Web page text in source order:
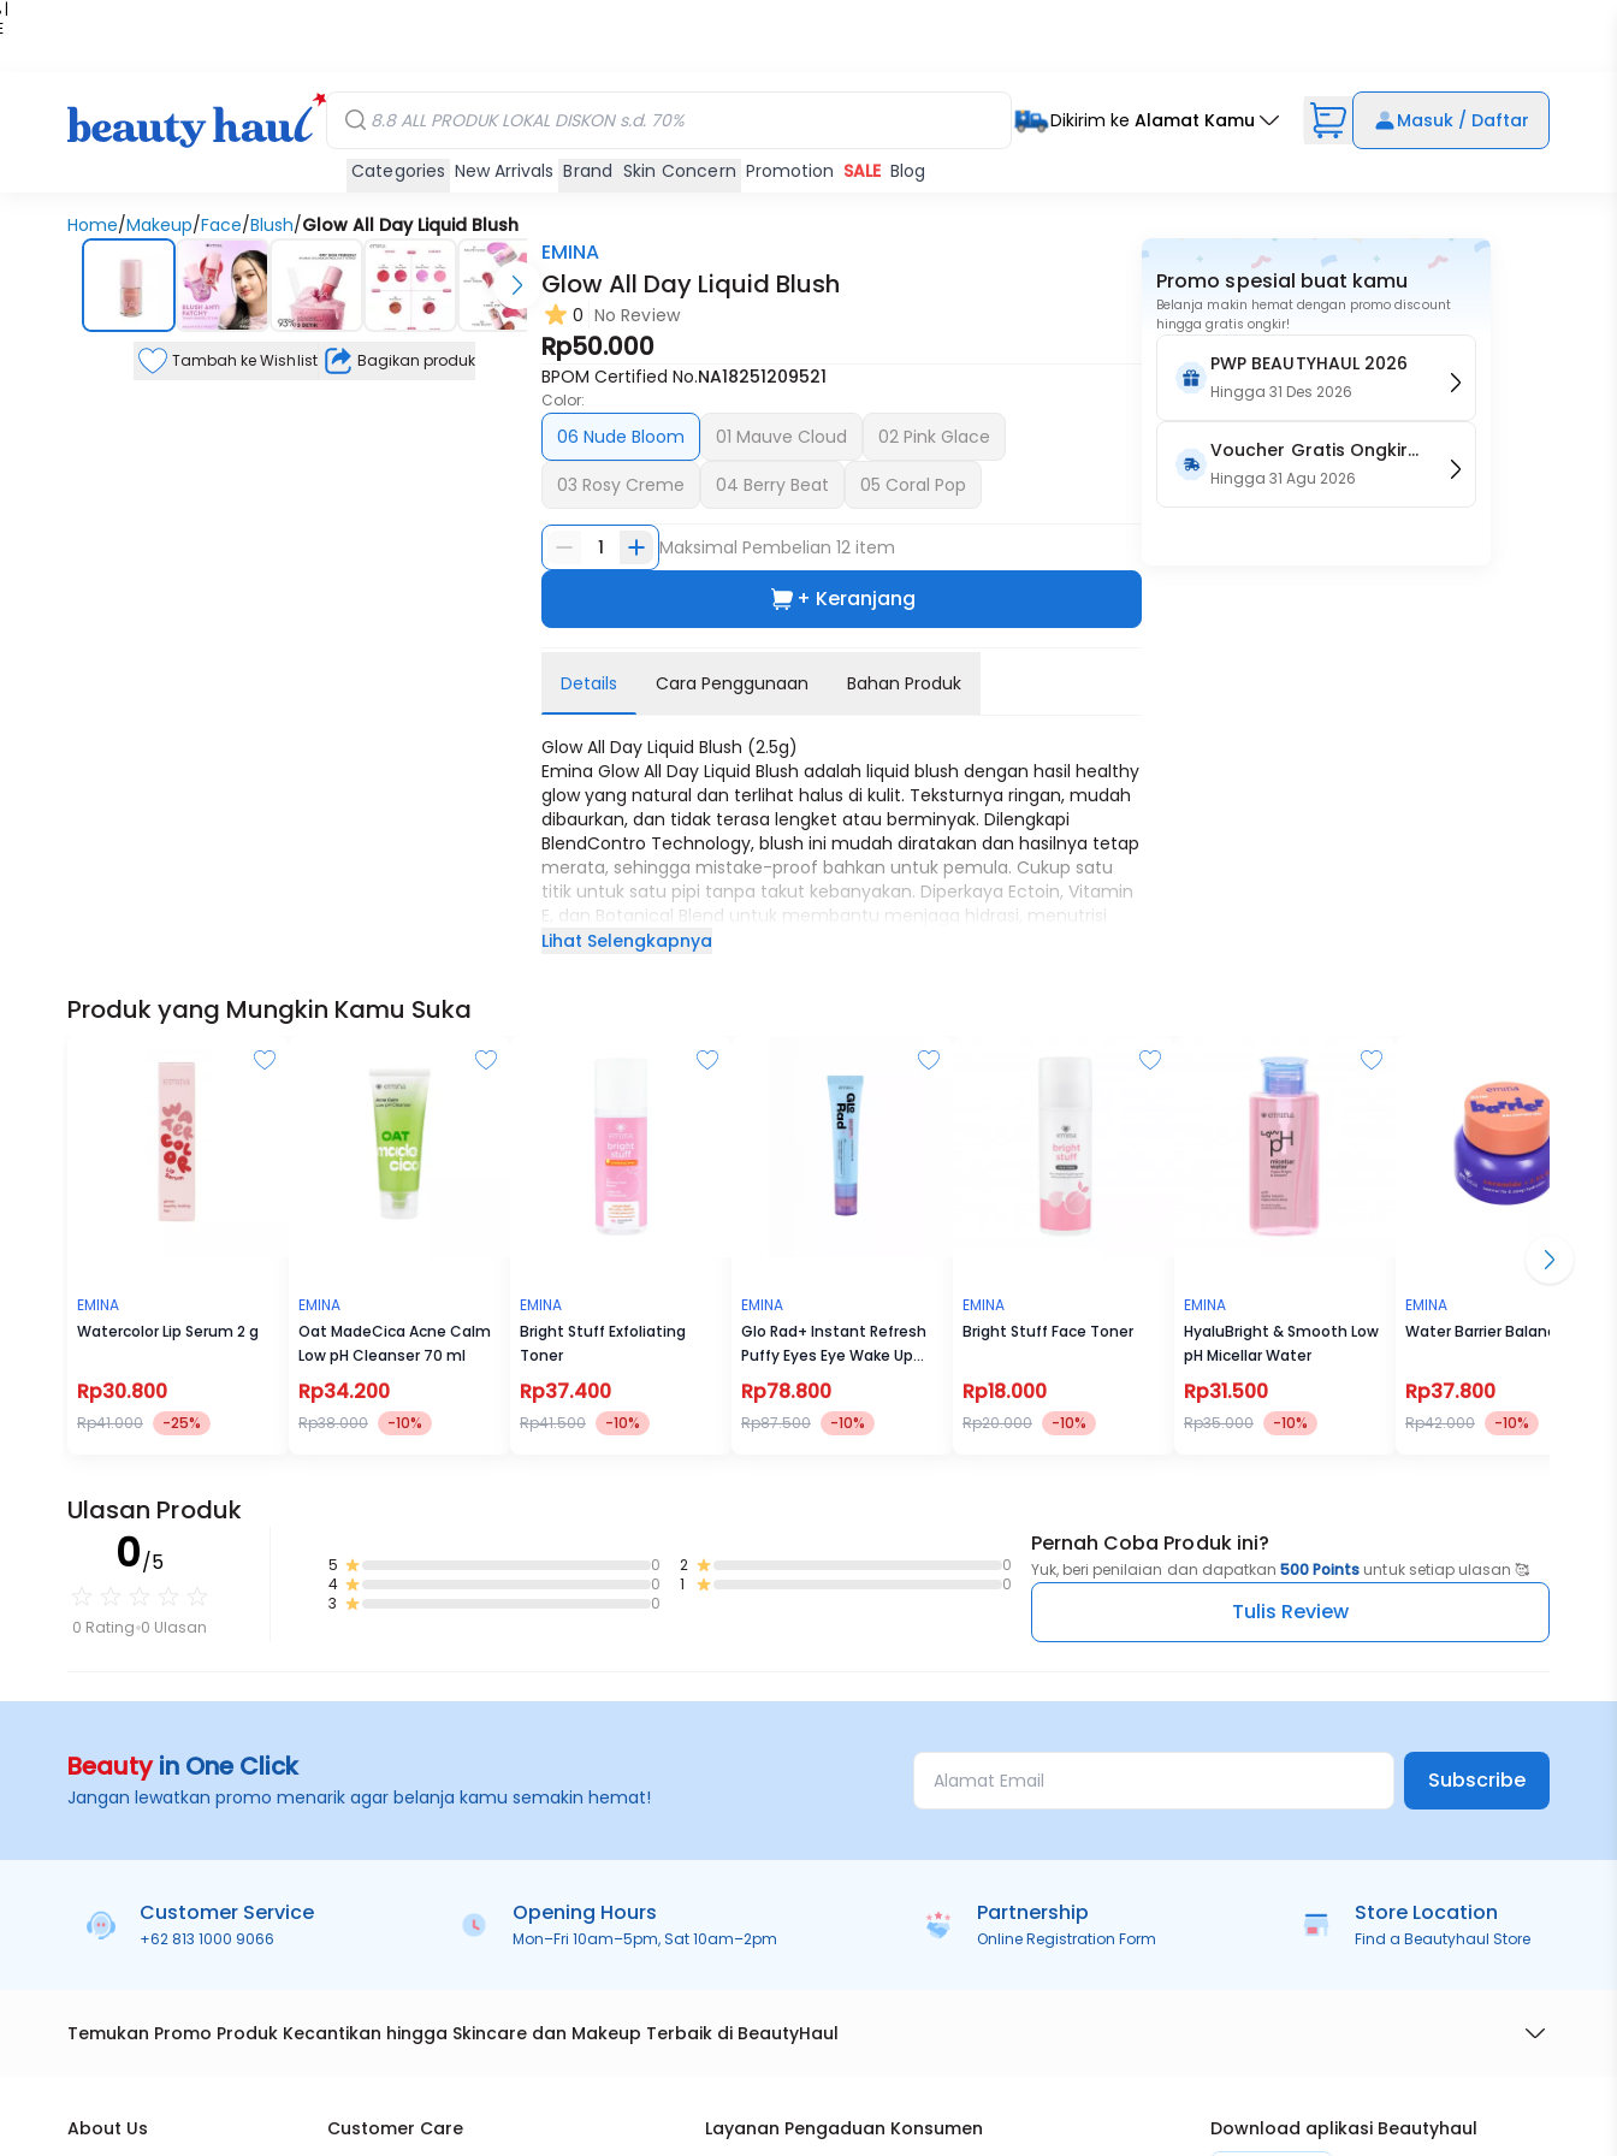
|
Dikirim ke Alamat Kamu Masuk / Daftar
Categories New Arrivals Brand Skin Concern Promotion SALE Blog
Home/Makeup/Face/Blush/Glow All Day Liquid Blush
Tambah ke Wishlist Bagikan produk
EMINA
Glow All Day Liquid Blush
0 No Review
Rp50.000
BPOM Certified No.NA18251209521
Color:
06 Nude Bloom 01 Mauve Cloud
02 Pink Glace
03 Rosy Creme
04 Berry Beat 05 Coral Pop
1 Maksimal Pembelian12 item
+ Keranjang
Details Cara Penggunaan Bahan Produk
Glow All Day Liquid Blush (2.5g)
Emina Glow All Day Liquid Blush adalah liquid blush dengan hasil healthy
glow yang natural dan terlihat halus di kulit. Teksturnya ringan, mudah
dibaurkan, dan tidak terasa lengket atau berminyak. Dilengkapi
BlendContro Technology, blush ini mudah diratakan dan hasilnya tetap
merata, sehingga mistake-proof bahkan untuk pemula. Cukup satu
titik untuk satu pipi tanpa takut kebanyakan. Diperkaya Ectoin, Vitamin
E, dan Botanical Blend untuk membantu menjaga hidrasi, menutrisi
kulit, serta membuat pipi terasa nyaman dan tampak sehat.
resistant, sehingga warna tetap fresh sepanjang hari. Tersedia dalam 6
match-fit shades yang dirancang untuk berbagai undertone —warm,
neutral, dan cool— sehingga warnanya menyatu alami dengan warna
kulit dan terlihat fresh tanpa terlihat menor.
Lihat Selengkapnya
Promo spesial buat kamu
Belanja makin hemat dengan promo discount
hingga gratis ongkir!
PWP BEAUTYHAUL 2026
Hingga31 Des 2026
Voucher Gratis Ongkir
15RB (Only on Website)
Hingga31 Agu 2026
Produk yang Mungkin Kamu Suka
EMINA
Watercolor Lip Serum 2 g
Rp30.800
Rp41.000 -25%
EMINA
Oat MadeCica Acne Calm
Low pH Cleanser 70 ml
Rp34.200
Rp38.000 -10%
EMINA
Bright Stuff Exfoliating
Toner
Rp37.400
Rp41.500 -10%
EMINA
Glo Rad+ Instant Refresh
Puffy Eyes Eye Wake Up
Roller
Rp78.800
Rp87.500 -10%
EMINA
Bright Stuff Face Toner
Rp18.000
Rp20.000 -10%
EMINA
HyaluBright & Smooth Low
pH Micellar Water
Rp31.500
Rp35.000 -10%
EMINA
Water Barrier Balancing Gel
Rp37.800
Rp42.000 -10%
Ulasan Produk
0/5
0 Rating 0 Ulasan
5
0
4
0
3
0
2
0
1
0
Pernah Coba Produk ini?
Yuk, beri penilaian dan dapatkan 500 Points untuk setiap ulasan 🥰
Tulis Review
Beautyin One Click
Jangan lewatkan promo menarik agar belanja kamu semakin hemat!
Subscribe
Customer Service
+62 813 1000 9066
Opening Hours
Mon–Fri 10am–5pm, Sat 10am–2pm
Partnership
Online Registration Form
Store Location
Find a Beautyhaul Store
Temukan Promo Produk Kecantikan hingga Skincare dan Makeup Terbaik di BeautyHaul
About Us Customer Care Layanan Pengaduan Konsumen Download aplikasi Beautyhaul